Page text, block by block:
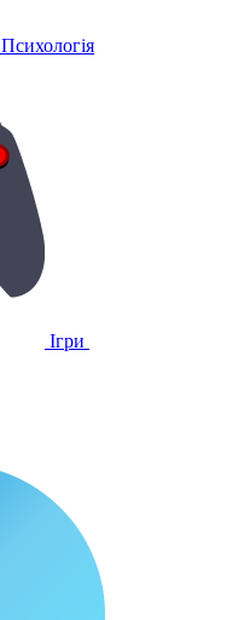
Психологія
Ігри